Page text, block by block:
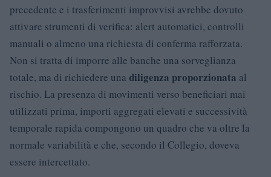
precedente e i trasferimenti improvvisi avrebbe dovuto
attivare strumenti di verifica: alert automatici, controlli
manuali o almeno una richiesta di conferma rafforzata.
Non si tratta di imporre alle banche una sorveglianza
totale, ma di richiedere una diligenza proporzionata al
rischio. La presenza di movimenti verso beneficiari mai
utilizzati prima, importi aggregati elevati e successività
temporale rapida compongono un quadro che va oltre la
normale variabilità e che, secondo il Collegio, doveva
essere intercettato.